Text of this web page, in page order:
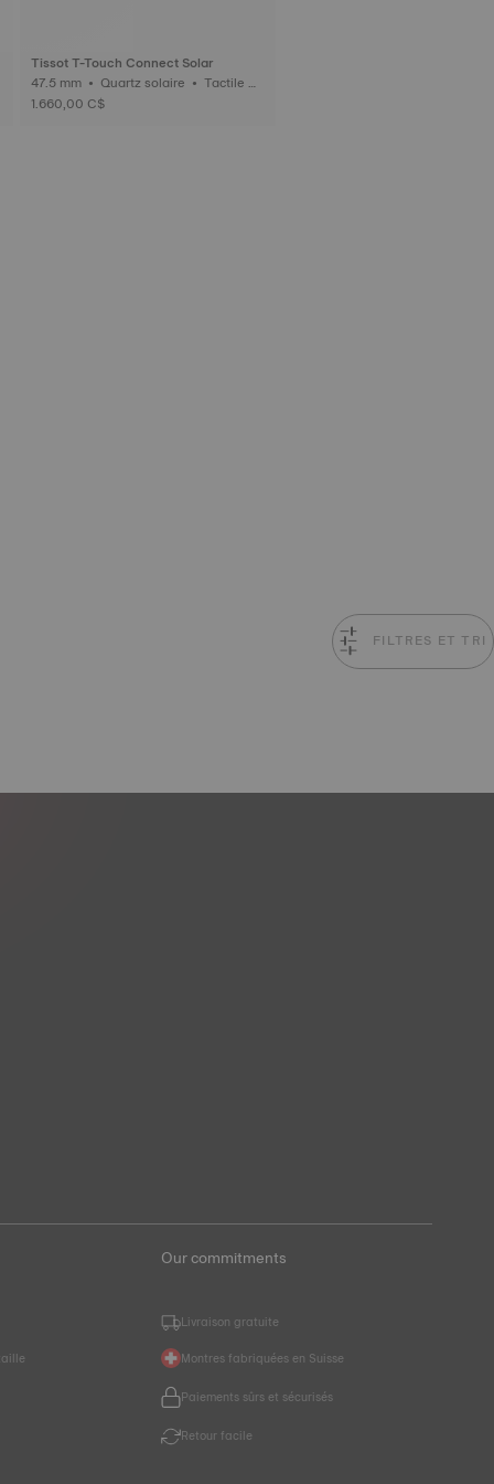
Tissot T-Touch Connect Solar
47.5 mm • Quartz solaire • Tactile C
onnecté • Titan
1.660,00 C$
FILTRES ET TRI
Our commitments
Livraison gratuite
Montres fabriquées en Suisse
Paiements sûrs et sécurisés
Retour facile